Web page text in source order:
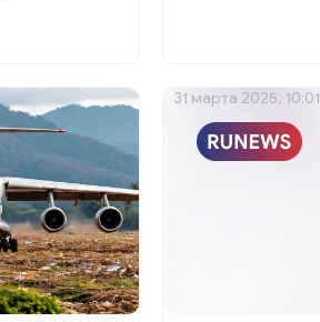
31 марта 2025, 10:01